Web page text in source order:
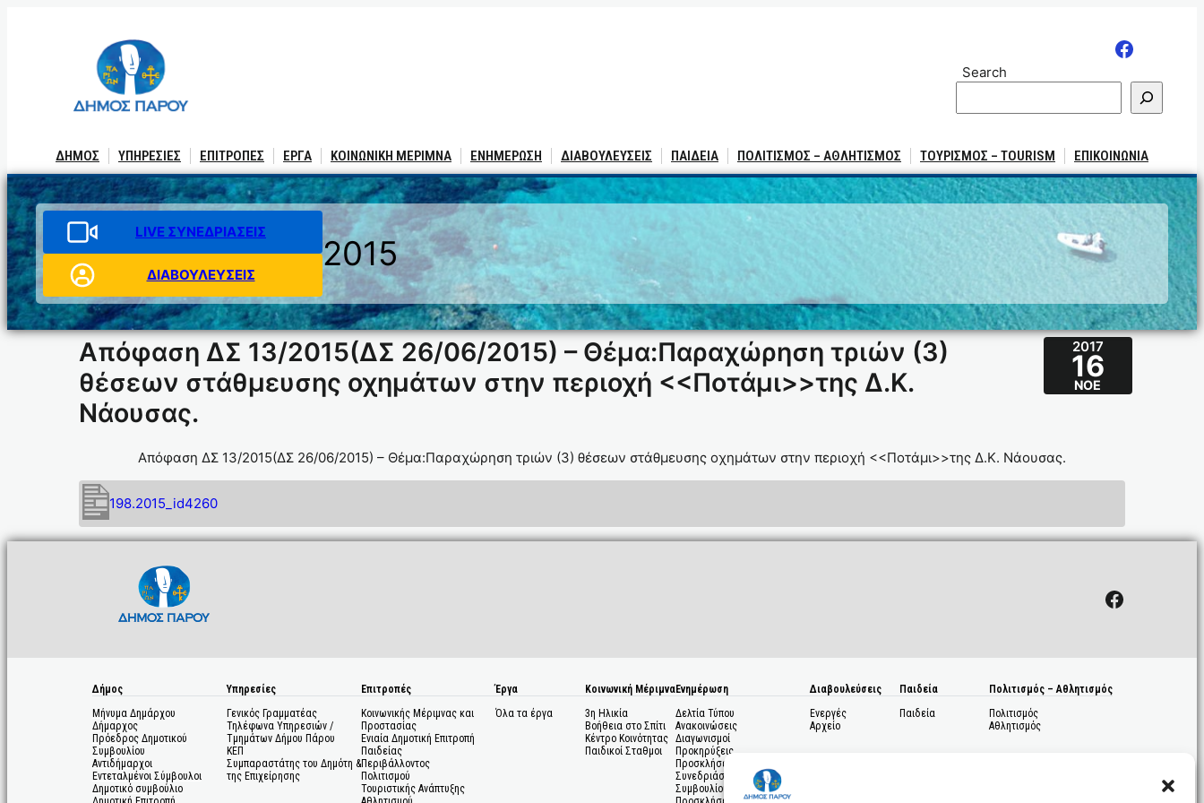
Search
ΔΗΜΟΣ ΥΠΗΡΕΣΙΕΣ ΕΠΙΤΡΟΠΕΣ ΕΡΓΑ ΚΟΙΝΩΝΙΚΗ ΜΕΡΙΜΝΑ ΕΝΗΜΕΡΩΣΗ ΔΙΑΒΟΥΛΕΥΣΕΙΣ ΠΑΙΔΕΙΑ ΠΟΛΙΤΙΣΜΟΣ – ΑΘΛΗΤΙΣΜΟΣ ΤΟΥΡΙΣΜΟΣ – TOURISM ΕΠΙΚΟΙΝΩΝΙΑ
LIVE ΣΥΝΕΔΡΙΑΣΕΙΣ
ΔΙΑΒΟΥΛΕΥΣΕΙΣ
2015
Απόφαση ΔΣ 13/2015(ΔΣ 26/06/2015) – Θέμα:Παραχώρηση τριών (3)
θέσεων στάθμευσης οχημάτων στην περιοχή <<Ποτάμι>>της Δ.Κ.
Νάουσας.
2017
16
ΝΟΈ
Απόφαση ΔΣ 13/2015(ΔΣ 26/06/2015) – Θέμα:Παραχώρηση τριών (3) θέσεων στάθμευσης οχημάτων στην περιοχή <<Ποτάμι>>της Δ.Κ. Νάουσας.
198.2015_id4260
Facebook
Δήμος
Μήνυμα Δημάρχου
Δήμαρχος
Πρόεδρος Δημοτικού
Συμβουλίου
Αντιδήμαρχοι
Εντεταλμένοι Σύμβουλοι
Δημοτικό συμβούλιο
Υπηρεσίες
Γενικός Γραμματέας
Τηλέφωνα Υπηρεσιών /
Τμημάτων Δήμου Πάρου
ΚΕΠ
Συμπαραστάτης του Δημότη &
της Επιχείρησης
Επιτροπές
Κοινωνικής Μέριμνας και
Προστασίας
Ενιαία Δημοτική Επιτροπή
Παιδείας
Περιβάλλοντος
Πολιτισμού
Τουριστικής Ανάπτυξης
Έργα
Όλα τα έργα
Κοινωνική Μέριμνα
3η Ηλικία
Βοήθεια στο Σπίτι
Κέντρο Κοινότητας
Παιδικοί Σταθμοι
Ενημέρωση
Δελτία Τύπου
Ανακοινώσεις
Διαγωνισμοί
Προκηρύξεις
Προσκλήσεις σε
Συνεδριάσεις Δημοτικού
Συμβουλίου
Διαβουλεύσεις
Ενεργές
Αρχείο
Παιδεία
Παιδεία
Πολιτισμός – Αθλητισμός
Πολιτισμός
Αθλητισμός